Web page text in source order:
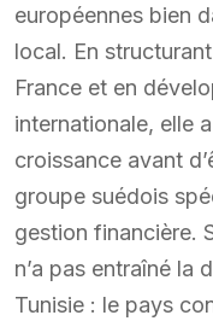
européennes bien
local. En
France et en
internationale, elle
croissance avant
groupe suédois
gestion financière.
n’a pas entraîné la
Tunisie : le pays